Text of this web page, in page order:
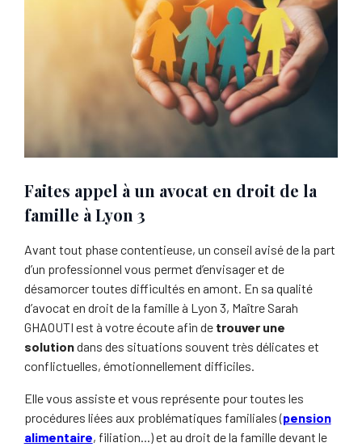
Faites appel à un avocat en droit de la
famille à Lyon 3
Avant tout phase contentieuse, un conseil avisé de la part
d’un professionnel vous permet d’envisager et de
désamorcer toutes difficultés en amont. En sa qualité
d’avocat en droit de la famille à Lyon 3, Maître Sarah
GHAOUTI est à votre écoute afin de trouver une
solutiondans des situations souvent très délicates et
conflictuelles, émotionnellement difficiles.
Elle vous assiste et vous représente pour toutes les
procédures liées aux problématiques familiales (pension
alimentaire, filiation...) et au droit de la famille devant le